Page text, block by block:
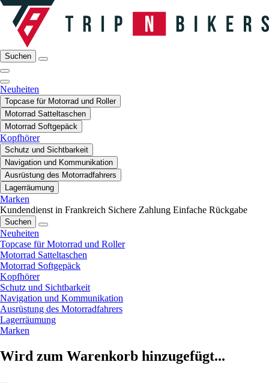
Suchen
Neuheiten
Topcase für Motorrad und Roller
Motorrad Satteltaschen
Motorrad Softgepäck
Kopfhörer
Schutz und Sichtbarkeit
Navigation und Kommunikation
Ausrüstung des Motorradfahrers
Lagerräumung
Marken
Kundendienst in Frankreich Sichere Zahlung Einfache Rückgabe
Suchen
Neuheiten
Topcase für Motorrad und Roller
Motorrad Satteltaschen
Motorrad Softgepäck
Kopfhörer
Schutz und Sichtbarkeit
Navigation und Kommunikation
Ausrüstung des Motorradfahrers
Lagerräumung
Marken
Wird zum Warenkorb hinzugefügt...